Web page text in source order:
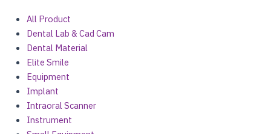
All Product
Dental Lab & Cad Cam
Dental Material
Elite Smile
Equipment
Implant
Intraoral Scanner
Instrument